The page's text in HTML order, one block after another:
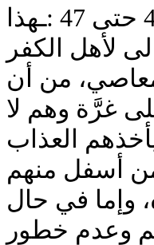
تفسير الآيات من 45 حتى 47 :ـهذا
لأهل الكفر
من أن
غرَّة وهم لا
العذاب
أسفل منهم
وإما في حال
وعدم خطور